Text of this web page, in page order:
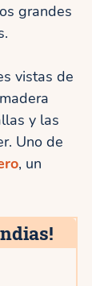
grandes
vistas de
y las
Uno de
, un